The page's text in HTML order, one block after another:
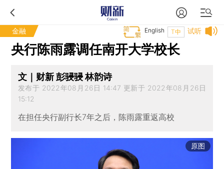
金融 试听
T中
English
央行陈雨露调任南开大学校长
文｜财新 彭骎骎 林韵诗
发布于 2022年08月26日 14:47 更新于 2022年08月26日
15:12
在担任央行副行长7年之后，陈雨露重返高校
原图